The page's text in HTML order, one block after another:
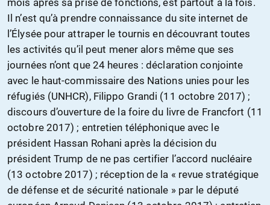
mois après sa prise de fonctions, est partout à la fois.
Il n’est qu’à prendre connaissance du site internet de
l’Élysée pour attraper le tournis en découvrant toutes
les activités qu’il peut mener alors même que ses
journées n’ont que 24 heures : déclaration conjointe
avec le haut-commissaire des Nations unies pour les
réfugiés (UNHCR), Filippo Grandi (11 octobre 2017) ;
discours d’ouverture de la foire du livre de Francfort (11
octobre 2017) ; entretien téléphonique avec le
président Hassan Rohani après la décision du
président Trump de ne pas certifier l’accord nucléaire
(13 octobre 2017) ; réception de la « revue stratégique
de défense et de sécurité nationale » par le député